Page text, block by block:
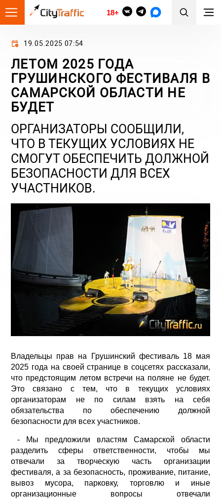
18+
19.05.2025 07:54
ЛЕТОМ 2025 ГОДА
ГРУШИНСКОГО ФЕСТИВАЛЯ В
САМАРСКОЙ ОБЛАСТИ НЕ
БУДЕТ
ОРГАНИЗАТОРЫ СООБЩИЛИ,
ЧТО В ТЕКУЩИХ УСЛОВИЯХ НЕ
СМОГУТ ОБЕСПЕЧИТЬ ДОЛЖНОЙ
БЕЗОПАСНОСТИ ДЛЯ ВСЕХ
УЧАСТНИКОВ.
Владельцы прав на Грушинский фестиваль 18 мая
2025 года на своей странице в соцсетях рассказали,
что предстоящим летом встречи на поляне не будет.
Это связано с тем, что в текущих условиях
организаторам не по силам взять на себя
обязательства по обеспечению должной
безопасности для всех участников.
- Мы предложили властям Самарской области
разделить сферы ответственности, чтобы мы
отвечали за творческую часть организации
фестиваля, а за безопасность, проживание, питание,
вывоз мусора, парковку, торговлю и иные
организационные вопросы отвечали